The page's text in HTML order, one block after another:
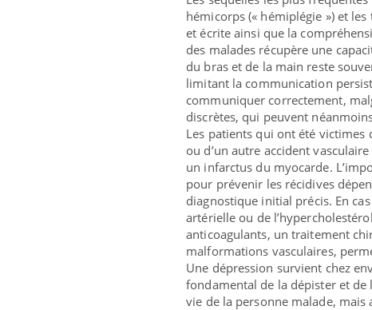
hémicorps (« hémiplégie ») et
et écrite ainsi que la
des malades récupère une
du bras et de la main reste
limitant la communication
communiquer correctement,
discrètes, qui peuvent
Les patients qui ont été victimes
ou d’un autre accident
un infarctus du myocarde.
pour prévenir les récidives
diagnostique initial précis. En
artérielle ou de
anticoagulants, un traitement
malformations vasculaires,
Une dépression survient chez
fondamental de la dépister et
vie de la personne malade, mais